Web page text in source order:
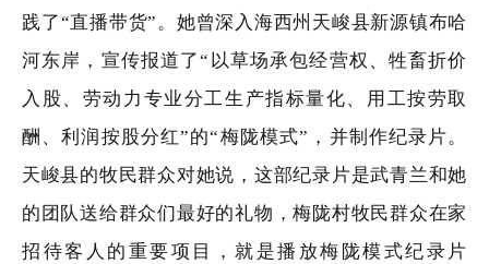
践了“直播带货”。她曾深入海西州天峻县新源镇布哈
河东岸，宣传报道了“以草场承包经营权、牲畜折价
入股、劳动力专业分工生产指标量化、用工按劳取
酬、利润按股分红”的“梅陇模式”，并制作纪录片。
天峻县的牧民群众对她说，这部纪录片是武青兰和她
的团队送给群众们最好的礼物，梅陇村牧民群众在家
招待客人的重要项目，就是播放梅陇模式纪录片